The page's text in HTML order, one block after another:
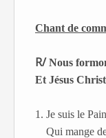
Chant de
R/ Nous
Et Jésus
1. Je suis le
Qui mange